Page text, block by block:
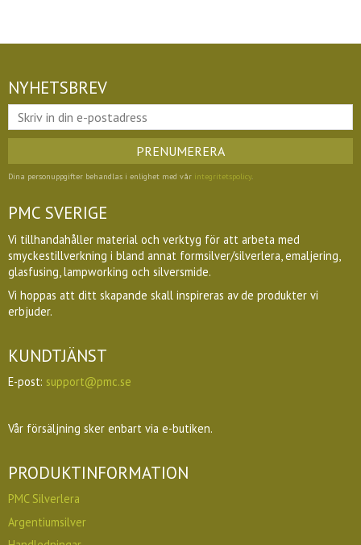
NYHETSBREV
PRENUMERERA
Dina personuppgifter behandlas i enlighet med vår integritetspolicy.
PMC SVERIGE
Vi tillhandahåller material och verktyg för att arbeta med
smyckestillverkning i bland annat formsilver/silverlera, emaljering,
glasfusing, lampworking och silversmide.
Vi hoppas att ditt skapande skall inspireras av de produkter vi
erbjuder.
KUNDTJÄNST
E-post: support@pmc.se
Vår försäljning sker enbart via e-butiken.
PRODUKTINFORMATION
PMC Silverlera
Argentiumsilver